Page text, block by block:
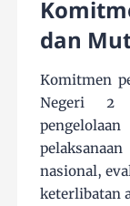
dan
Komitmen
Negeri 2
nasional,
keterlibatan